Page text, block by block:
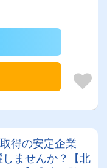
得の安定企業
ませんか？【北